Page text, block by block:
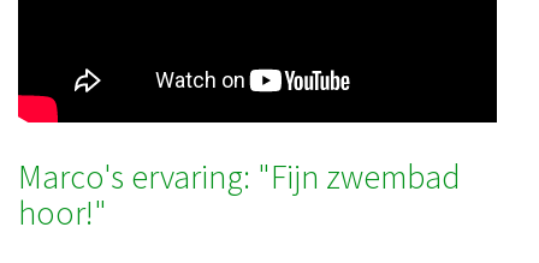
Marco's ervaring: "Fijn zwembad
hoor!"